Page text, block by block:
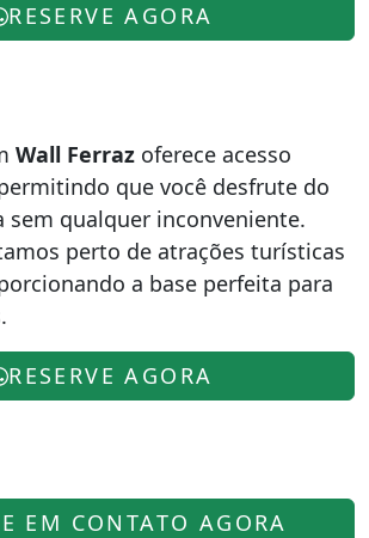
RESERVE AGORA
Wall Ferraz oferece acesso
que você desfrute do
sem qualquer inconveniente.
perto de atrações turísticas
a base perfeita para
RESERVE AGORA
EM CONTATO AGORA